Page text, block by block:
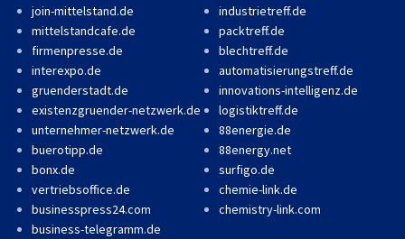
join-mittelstand.de
mittelstandcafe.de
firmenpresse.de
interexpo.de
gruenderstadt.de
existenzgruender-netzwerk.de
unternehmer-netzwerk.de
buerotipp.de
bonx.de
vertriebsoffice.de
businesspress24.com
business-telegramm.de
industrietreff.de
packtreff.de
blechtreff.de
automatisierungstreff.de
innovations-intelligenz.de
logistiktreff.de
88energie.de
88energy.net
surfigo.de
chemie-link.de
chemistry-link.com